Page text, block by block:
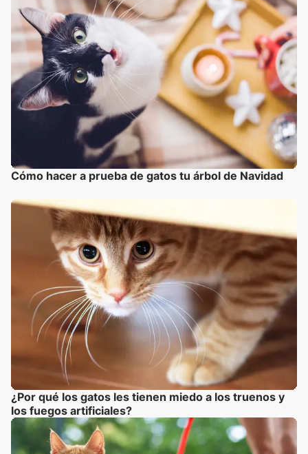
Cómo hacer a prueba de gatos tu árbol de Navidad
¿Por qué los gatos les tienen miedo a los truenos y
los fuegos artificiales?